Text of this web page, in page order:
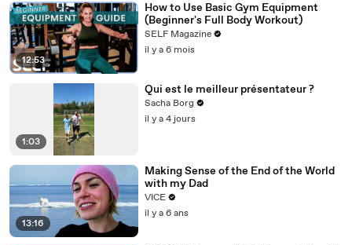
12:53
How to Use Basic Gym Equipment
(Beginner's Full Body Workout)
SELF Magazine
il y a 6 mois
1:03
Qui est le meilleur présentateur ?
Sacha Borg
il y a 4 jours
13:16
Making Sense of the End of the World
with my Dad
VICE
il y a 6 ans